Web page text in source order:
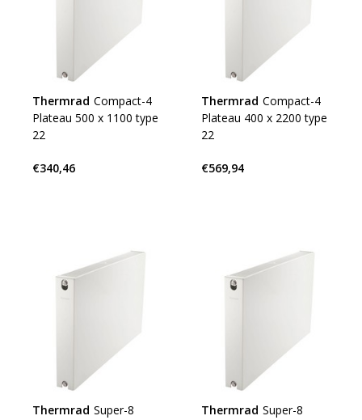
Thermrad Compact-4
Plateau 500 x 1100 type
22
€340,46
Thermrad Compact-4
Plateau 400 x 2200 type
22
€569,94
Thermrad Super-8
Thermrad Super-8